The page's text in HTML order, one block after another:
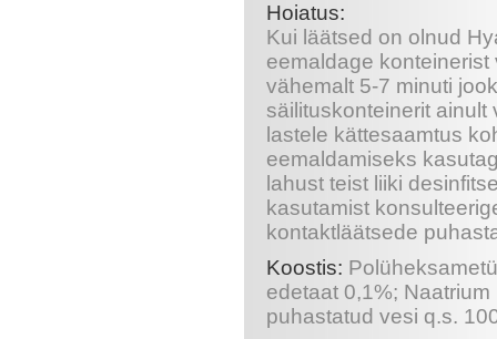
Hoiatus:
Kui läätsed on olnud
eemaldage
vähemalt 5-7 minuti
säilituskonteinerit
lastele kättesaamtus
eemaldamiseks
lahust teist liiki
kasutamist
kontaktläätsede
Koostis:
edetaat 0,1%;
puhastatud vesi q.s.